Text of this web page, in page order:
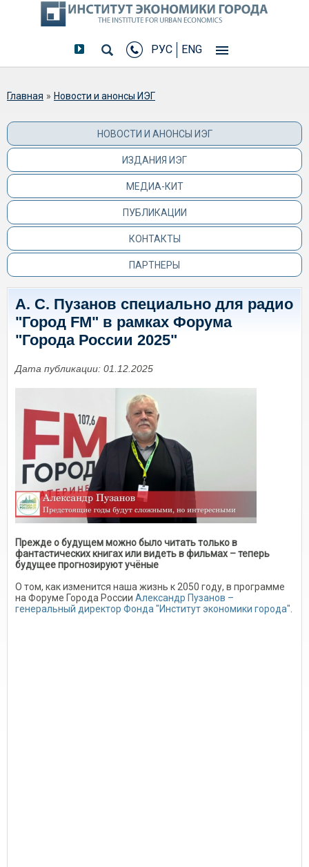
РУС ENG
Вы здесь
Главная » Новости и анонсы ИЭГ
НОВОСТИ И АНОНСЫ ИЭГ
ИЗДАНИЯ ИЭГ
МЕДИА-КИТ
ПУБЛИКАЦИИ
КОНТАКТЫ
ПАРТНЕРЫ
А. С. Пузанов специально для радио
"Город FM" в рамках Форума
"Города России 2025"
Дата публикации: 01.12.2025
Прежде о будущем можно было читать только в
фантастических книгах или видеть в фильмах – теперь
будущее прогнозируют учёные
О том, как изменится наша жизнь к 2050 году, в программе
на Форуме Города России Александр Пузанов –
генеральный директор Фонда "Институт экономики города"